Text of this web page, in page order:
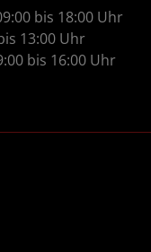
bis 18:00 Uhr
13:00 Uhr
bis 16:00 Uhr